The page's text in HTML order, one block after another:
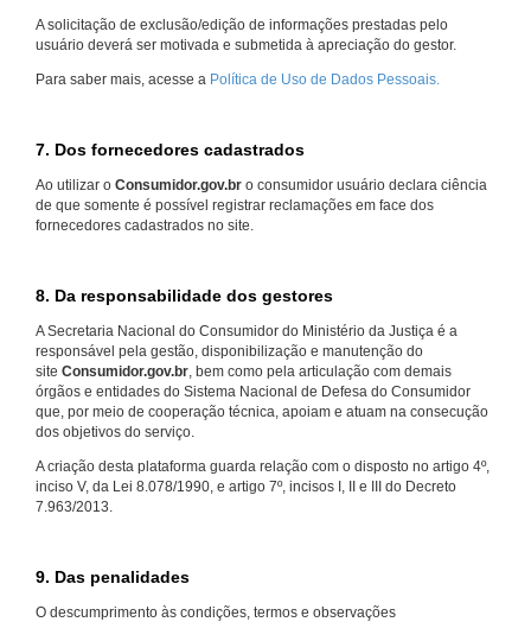
A solicitação de exclusão/edição de informações prestadas pelo
usuário deverá ser motivada e submetida à apreciação do gestor.
Para saber mais, acesse a Política de Uso de Dados Pessoais.
7. Dos fornecedores cadastrados
Ao utilizar o Consumidor.gov.br o consumidor usuário declara ciência
de que somente é possível registrar reclamações em face dos
fornecedores cadastrados no site.
8. Da responsabilidade dos gestores
A Secretaria Nacional do Consumidor do Ministério da Justiça é a
responsável pela gestão, disponibilização e manutenção do
site Consumidor.gov.br, bem como pela articulação com demais
órgãos e entidades do Sistema Nacional de Defesa do Consumidor
que, por meio de cooperação técnica, apoiam e atuam na consecução
dos objetivos do serviço.
A criação desta plataforma guarda relação com o disposto no artigo 4º,
inciso V, da Lei 8.078/1990, e artigo 7º, incisos I, II e III do Decreto
7.963/2013.
9. Das penalidades
O descumprimento às condições, termos e observações